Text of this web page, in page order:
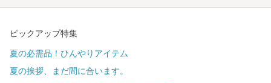
ピックアップ特集
夏の必需品！ひんやりアイテム
夏の挨拶、まだ間に合います。